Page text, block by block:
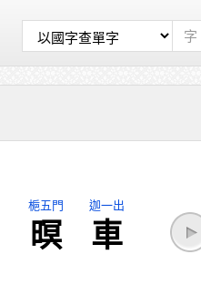
梔五門
暝
迦一出
車